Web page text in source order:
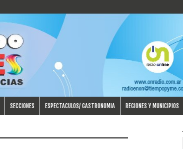
SECCIONES ESPECTACULOS/ GASTRONOMIA REGIONES Y MUNICIPIOS